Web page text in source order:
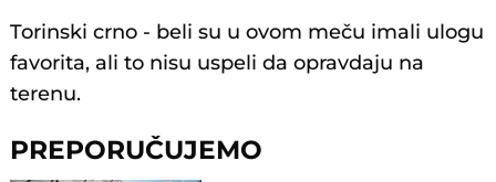
Torinski crno - beli su u ovom meču imali ulogu
favorita, ali to nisu uspeli da opravdaju na
terenu.
PREPORUČUJEMO